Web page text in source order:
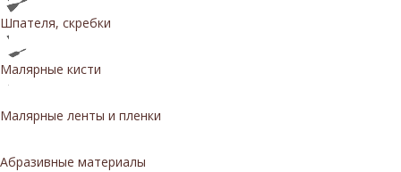
Шпателя, скребки
Малярные кисти
Малярные ленты и пленки
Абразивные материалы